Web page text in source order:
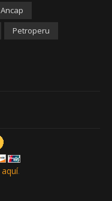
Ancap
Petroperu
aquí.